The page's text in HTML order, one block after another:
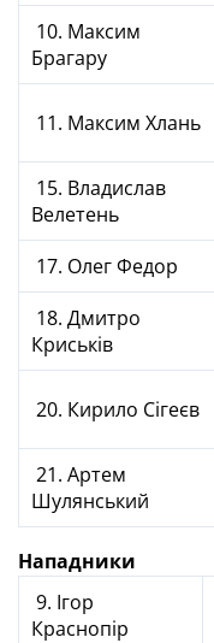
10. Максим
Брагару
11. Максим Хлань
15. Владислав
Велетень
17. Олег Федор
18. Дмитро
Криськів
20. Кирило Сігеєв
21. Артем
Шулянський
Нападники
9. Ігор
Краснопір